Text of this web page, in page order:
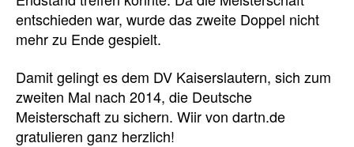
entschieden war, wurde das zweite Doppel nicht
mehr zu Ende gespielt.
Damit gelingt es dem DV Kaiserslautern, sich zum
zweiten Mal nach 2014, die Deutsche
Meisterschaft zu sichern. Wiir von dartn.de
gratulieren ganz herzlich!